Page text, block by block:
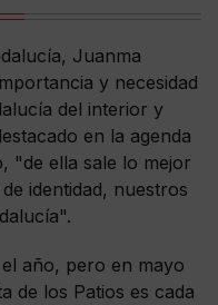
Juanma
y necesidad
del interior y
en la agenda
"de ella sale lo mejor
identidad, nuestros
año, pero en mayo
de los Patios es cada